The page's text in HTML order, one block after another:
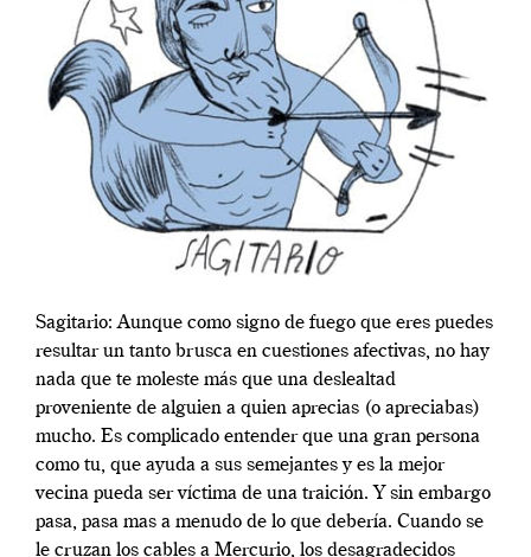
Sagitario: Aunque como signo de fuego que eres puedes
resultar un tanto brusca en cuestiones afectivas, no hay
nada que te moleste más que una deslealtad
proveniente de alguien a quien aprecias (o apreciabas)
mucho. Es complicado entender que una gran persona
como tu, que ayuda a sus semejantes y es la mejor
vecina pueda ser víctima de una traición. Y sin embargo
pasa, pasa mas a menudo de lo que debería. Cuando se
le cruzan los cables a Mercurio, los desagradecidos